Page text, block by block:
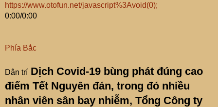
https://www.otofun.net/javascript%3Avoid(0);
0:00/0:00
Phía Bắc
Dân tríDịch Covid-19 bùng phát đúng cao
điểm Tết Nguyên đán, trong đó nhiều
nhân viên sân bay nhiễm, Tổng Công ty